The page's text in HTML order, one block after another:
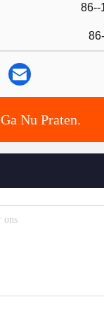
86--
Ga Nu Praten.